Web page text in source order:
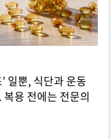
일뿐, 식단과 운동
용 전에는 전문의